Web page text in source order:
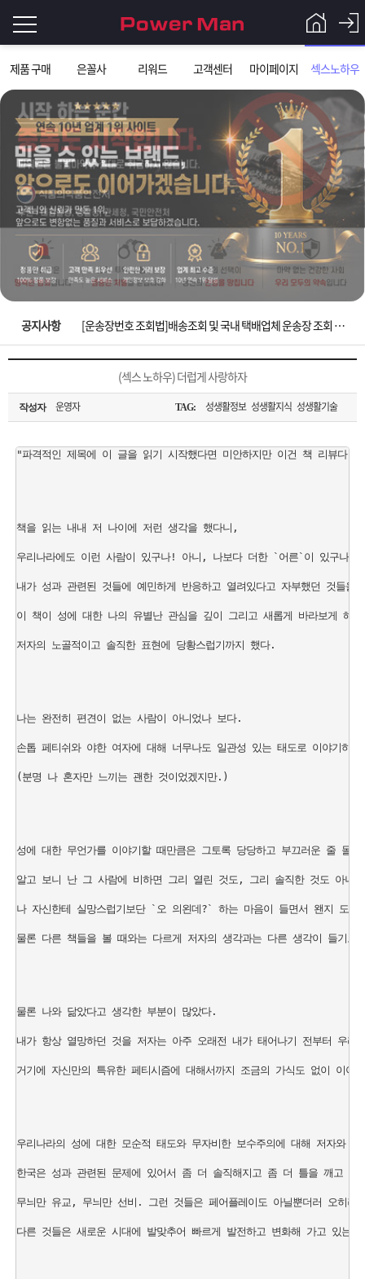
제품 구매 은꼴사 리워드 고객센터 마이페이지 섹스노하우
그
인
이
필
요
니
로
Q&A
파
워
맨
은?
제
품
구
매
은
꼴
사
섹
스
노
고
객
마
이
조
공지사항
입금확인이 안되는 상황을 대비해 꼭 입금후 고객센터 연락바랍니다.
[2026구정 연휴]설 연휴 배송 및 휴무 안내
[운송장번호 조회법]배송조회 및 국내 택배업체 운송장 조회 하는법
[ios앱 오픈]아이폰 고객 앱설치 가능합니다.
[무인택배함 이용 안내] 집 밖에 주소로 택배 받기
입금확인이 안되는 상황을 대비해 꼭 입금후 고객센터 연락바랍니다.
(섹스 노하우) 더럽게 사랑하자
작성자 운영자 TAG: 성생활정보 성생활지식 성생활기술
"파격적인 제목에 이 글을 읽기 시작했다면 미안하지만 이건 책 리뷰다.
책을 읽는 내내 저 나이에 저런 생각을 했다니,
우리나라에도 이런 사람이 있구나! 아니, 나보다 더한 `어른`이 있구나!
내가 성과 관련된 것들에 예민하게 반응하고 열려있다고 자부했던 것들을
이 책이 성에 대한 나의 유별난 관심을 깊이 그리고 새롭게 바라보게 해
저자의 노골적이고 솔직한 표현에 당황스럽기까지 했다.
나는 완전히 편견이 없는 사람이 아니었나 보다.
손톱 페티쉬와 야한 여자에 대해 너무나도 일관성 있는 태도로 이야기
(분명 나 혼자만 느끼는 괜한 것이었겠지만.)
성에 대한 무언가를 이야기할 때만큼은 그토록 당당하고 부끄러운 줄 몰
알고 보니 난 그 사람에 비하면 그리 열린 것도, 그리 솔직한 것도 아니
나 자신한테 실망스럽기보단 `오 의왼데?` 하는 마음이 들면서 왠지 도전
물론 다른 책들을 볼 때와는 다르게 저자의 생각과는 다른 생각이 들기
물론 나와 닮았다고 생각한 부분이 많았다.
내가 항상 열망하던 것을 저자는 아주 오래전 내가 태어나기 전부터 우
거기에 자신만의 특유한 페티시즘에 대해서까지 조금의 가식도 없이 이야
우리나라의 성에 대한 모순적 태도와 무자비한 보수주의에 대해 저자와
한국은 성과 관련된 문제에 있어서 좀 더 솔직해지고 좀 더 틀을 깨고 나
무늬만 유교, 무늬만 선비. 그런 것들은 페어플레이도 아닐뿐더러 오히려
다른 것들은 새로운 시대에 발맞추어 빠르게 발전하고 변화해 가고 있는